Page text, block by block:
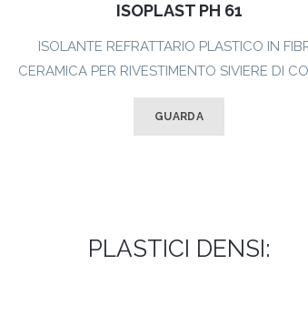
ISOPLAST PH 61
ISOLANTE REFRATTARIO PLASTICO IN
CERAMICA PER RIVESTIMENTO SIVIERE DI
GUARDA
PLASTICI DENSI: